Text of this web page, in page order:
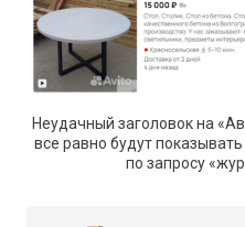
Неудачный заголовок на
все равно будут
по запросу